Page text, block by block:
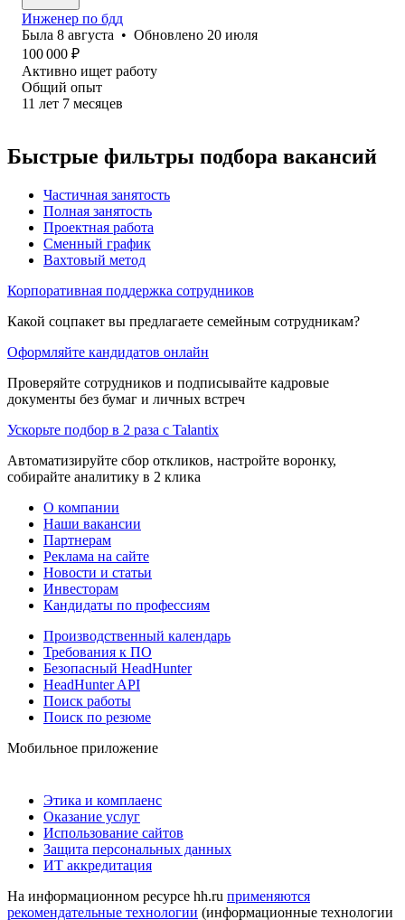
Инженер по бдд
Была 8 августа • Обновлено 20 июля
100 000 ₽
Активно ищет работу
Общий опыт
11 лет 7 месяцев
Быстрые фильтры подбора вакансий
Частичная занятость
Полная занятость
Проектная работа
Сменный график
Вахтовый метод
Корпоративная поддержка сотрудников
Какой соцпакет вы предлагаете семейным сотрудникам?
Оформляйте кандидатов онлайн
Проверяйте сотрудников и подписывайте кадровые
документы без бумаг и личных встреч
Ускорьте подбор в 2 раза с Talantix
Автоматизируйте сбор откликов, настройте воронку,
собирайте аналитику в 2 клика
О компании
Наши вакансии
Партнерам
Реклама на сайте
Новости и статьи
Инвесторам
Кандидаты по профессиям
Производственный календарь
Требования к ПО
Безопасный HeadHunter
HeadHunter API
Поиск работы
Поиск по резюме
Мобильное приложение
Этика и комплаенс
Оказание услуг
Использование сайтов
Защита персональных данных
ИТ аккредитация
На информационном ресурсе hh.ru применяются
рекомендательные технологии (информационные технологии